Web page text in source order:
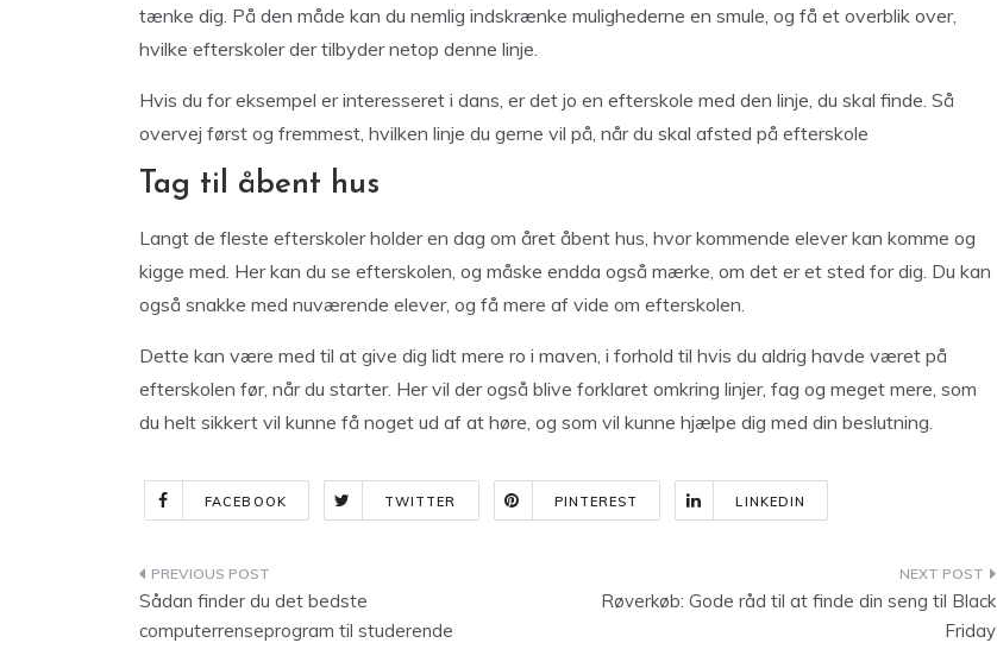
tænke dig. På den måde kan du nemlig indskrænke mulighederne en smule, og få et overblik over,
hvilke efterskoler der tilbyder netop denne linje.
Hvis du for eksempel er interesseret i dans, er det jo en efterskole med den linje, du skal finde. Så
overvej først og fremmest, hvilken linje du gerne vil på, når du skal afsted på efterskole
Tag til åbent hus
Langt de fleste efterskoler holder en dag om året åbent hus, hvor kommende elever kan komme og
kigge med. Her kan du se efterskolen, og måske endda også mærke, om det er et sted for dig. Du kan
også snakke med nuværende elever, og få mere af vide om efterskolen.
Dette kan være med til at give dig lidt mere ro i maven, i forhold til hvis du aldrig havde været på
efterskolen før, når du starter. Her vil der også blive forklaret omkring linjer, fag og meget mere, som
du helt sikkert vil kunne få noget ud af at høre, og som vil kunne hjælpe dig med din beslutning.
FACEBOOK TWITTER PINTEREST LINKEDIN
Indlægsnavigation
Sådan finder du det bedste
computerrenseprogram til studerende
Røverkøb: Gode råd til at finde din seng til Black
Friday